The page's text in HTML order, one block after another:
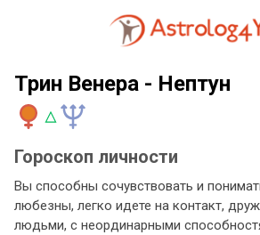
Трин Венера - Нептун
Гороскоп личности
Вы способны сочувствовать и
любезны, легко идете на контакт,
людьми, с неординарными